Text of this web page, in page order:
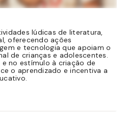
lúdicas de literatura,
oferecendo ações
e tecnologia que apoiam o
de crianças e adolescentes.
no estímulo à criação de
o aprendizado e incentiva a